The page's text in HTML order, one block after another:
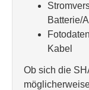
Batterie/
Kabel
Ob sich die